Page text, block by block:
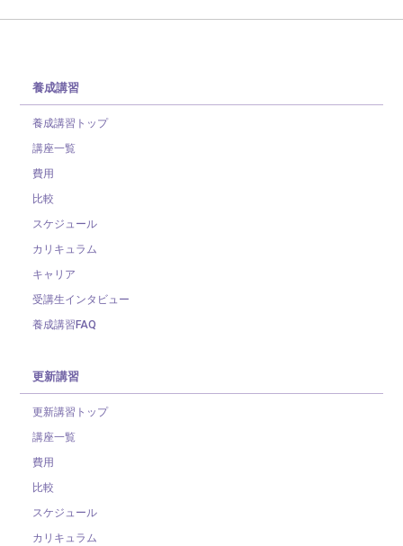
養成講習
養成講習トップ
講座一覧
費用
比較
スケジュール
カリキュラム
キャリア
受講生インタビュー
養成講習FAQ
更新講習
更新講習トップ
講座一覧
費用
比較
スケジュール
カリキュラム